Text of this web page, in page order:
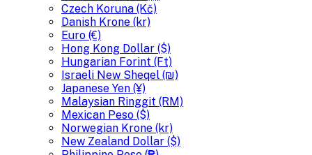
Czech Koruna (Kč)
Danish Krone (kr)
Euro (€)
Hong Kong Dollar ($)
Hungarian Forint (Ft)
Israeli New Sheqel (₪)
Japanese Yen (¥)
Malaysian Ringgit (RM)
Mexican Peso ($)
Norwegian Krone (kr)
New Zealand Dollar ($)